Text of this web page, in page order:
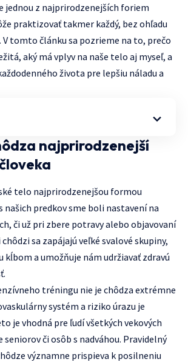
jednou z najprirodzenejších foriem
praktizovať takmer každý, bez ohľadu
V tomto článku sa pozrieme na to, prečo
aký má vplyv na naše telo aj myseľ, a
života pre lepšiu náladu a
najprirodzenejší
telo najprirodzenejšou formou
našich predkov sme boli nastavení na
či už pri zbere potravy alebo objavovaní
sa zapájajú veľké svalové skupiny,
kĺbom a umožňuje nám udržiavať zdravú
tréningu nie je chôdza extrémne
systém a riziko úrazu je
je vhodná pre ľudí všetkých vekových
či osôb s nadváhou. Pravidelný
významne prispieva k posilneniu